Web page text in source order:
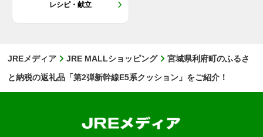
レシピ・献立
JREメディア JRE MALLショッピング
宮城県利府町のふるさ
と納税の返礼品「第2弾新幹線E5系クッション」をご紹介！